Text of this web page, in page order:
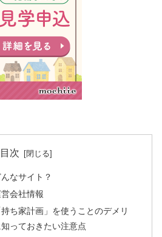
目次
なサイト？
営会社情報
持ち家計画」を使うことのデメリ
っておきたい注意点